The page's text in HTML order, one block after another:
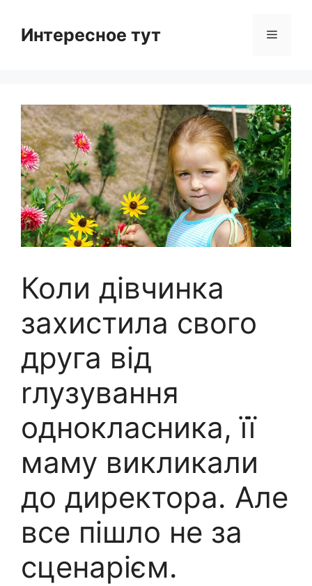
contentИнтересное тут Menu
Коли дівчинка
захистила свого
друга від
rлузування
однокласника, її
маму викликали
до директора. Але
все пішло не за
сценарієм.